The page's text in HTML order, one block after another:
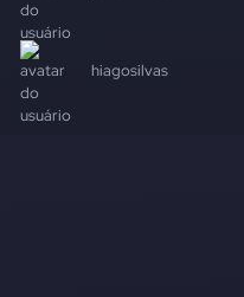
hiagosilvas